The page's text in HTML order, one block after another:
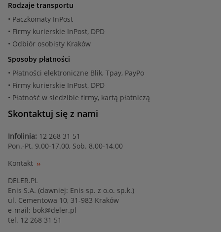
Rodzaje transportu
• Paczkomaty InPost
• Firmy kurierskie InPost, DPD
• Odbiór osobisty Kraków
Sposoby płatności
• Płatności elektroniczne Blik, Tpay, PayPo
• Firmy kurierskie InPost, DPD
• Płatność w siedzibie firmy, kartą płatniczą
Skontaktuj się z nami
Infolinia: 12 268 31 51
Pon.-Pt. 9.00-17.00, Sob. 8.00-14.00
Kontakt
DELER.PL
Enis S.A. (dawniej: Enis sp. z o.o. sp.k.)
ul. Cementowa 10, 31-983 Kraków
e-mail: bok@deler.pl
tel. 12 268 31 51